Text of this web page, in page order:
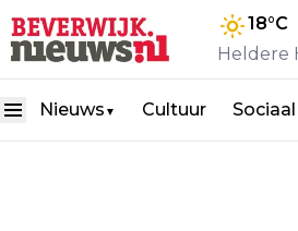
18°C
Heldere
Nieuws ▼ Cultuur